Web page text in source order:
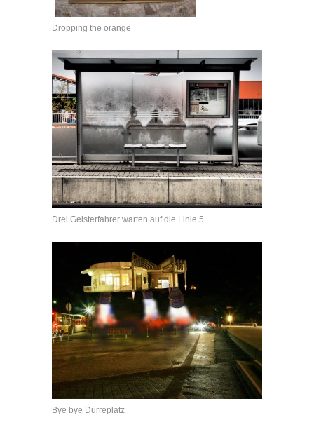
Dropping the orange
Drei Geisterfahrer warten auf die Linie 5
Bye bye Dürreplatz